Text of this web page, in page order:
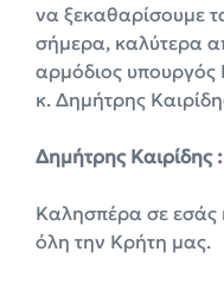
να ξεκαθαρίσουμε
σήμερα, καλύτερα
αρμόδιος υπουργός
κ. Δημήτρης
Δημήτρης Καιρίδης :
Καλησπέρα σε εσάς
όλη την Κρήτη μας.